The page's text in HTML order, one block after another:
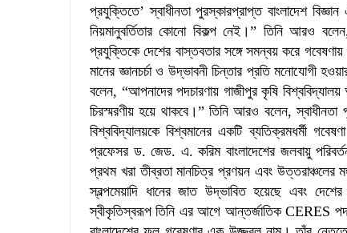
প্রযুক্তিতে’ স্বাধীনতা পুরস্কারপ্রাপ্ত বাংলাদেশ
নিয়মানুবর্তিতার কোনো বিকল্প নেই।” তিনি আরও
প্রযুক্তিকে দেশের বাস্তবতার সঙ্গে সমন্বয় করে
মানের জ্ঞানচর্চা ও উদ্ভাবনী চিন্তার প্রতি মনোযোগী
বলেন, “আপনাদের পদচারণায় গাজীপুর কৃষি
চিরস্মরণীয় হয়ে থাকবে।” তিনি আরও বলেন, স্বাধীনতা
বিশ্ববিদ্যালয়কে বিশ্বমানের একটি ব্যতিক্রমধর্মী
প্রফেসর ড. জেড. এ. করিম বাংলাদেশের জলবায়ু
প্রথম খরা তীব্রতা মানচিত্র প্রণয়ন এবং উত্তরাঞ্চলের
স্বল্পমেয়াদি ধানের জাত উদ্ভাবিত হয়েছে এবং
স্বীকৃতিস্বরূপ তিনি এর আগে আন্তর্জাতিক CERES